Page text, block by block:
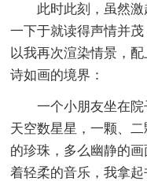
此时此刻，虽然激
一下于就读得声情并
以我再次渲染情景，
诗如画的境界：
一个小朋友坐在院
天空数星星，一颗、
的珍珠，多么幽静的
着轻柔的音乐，我拿